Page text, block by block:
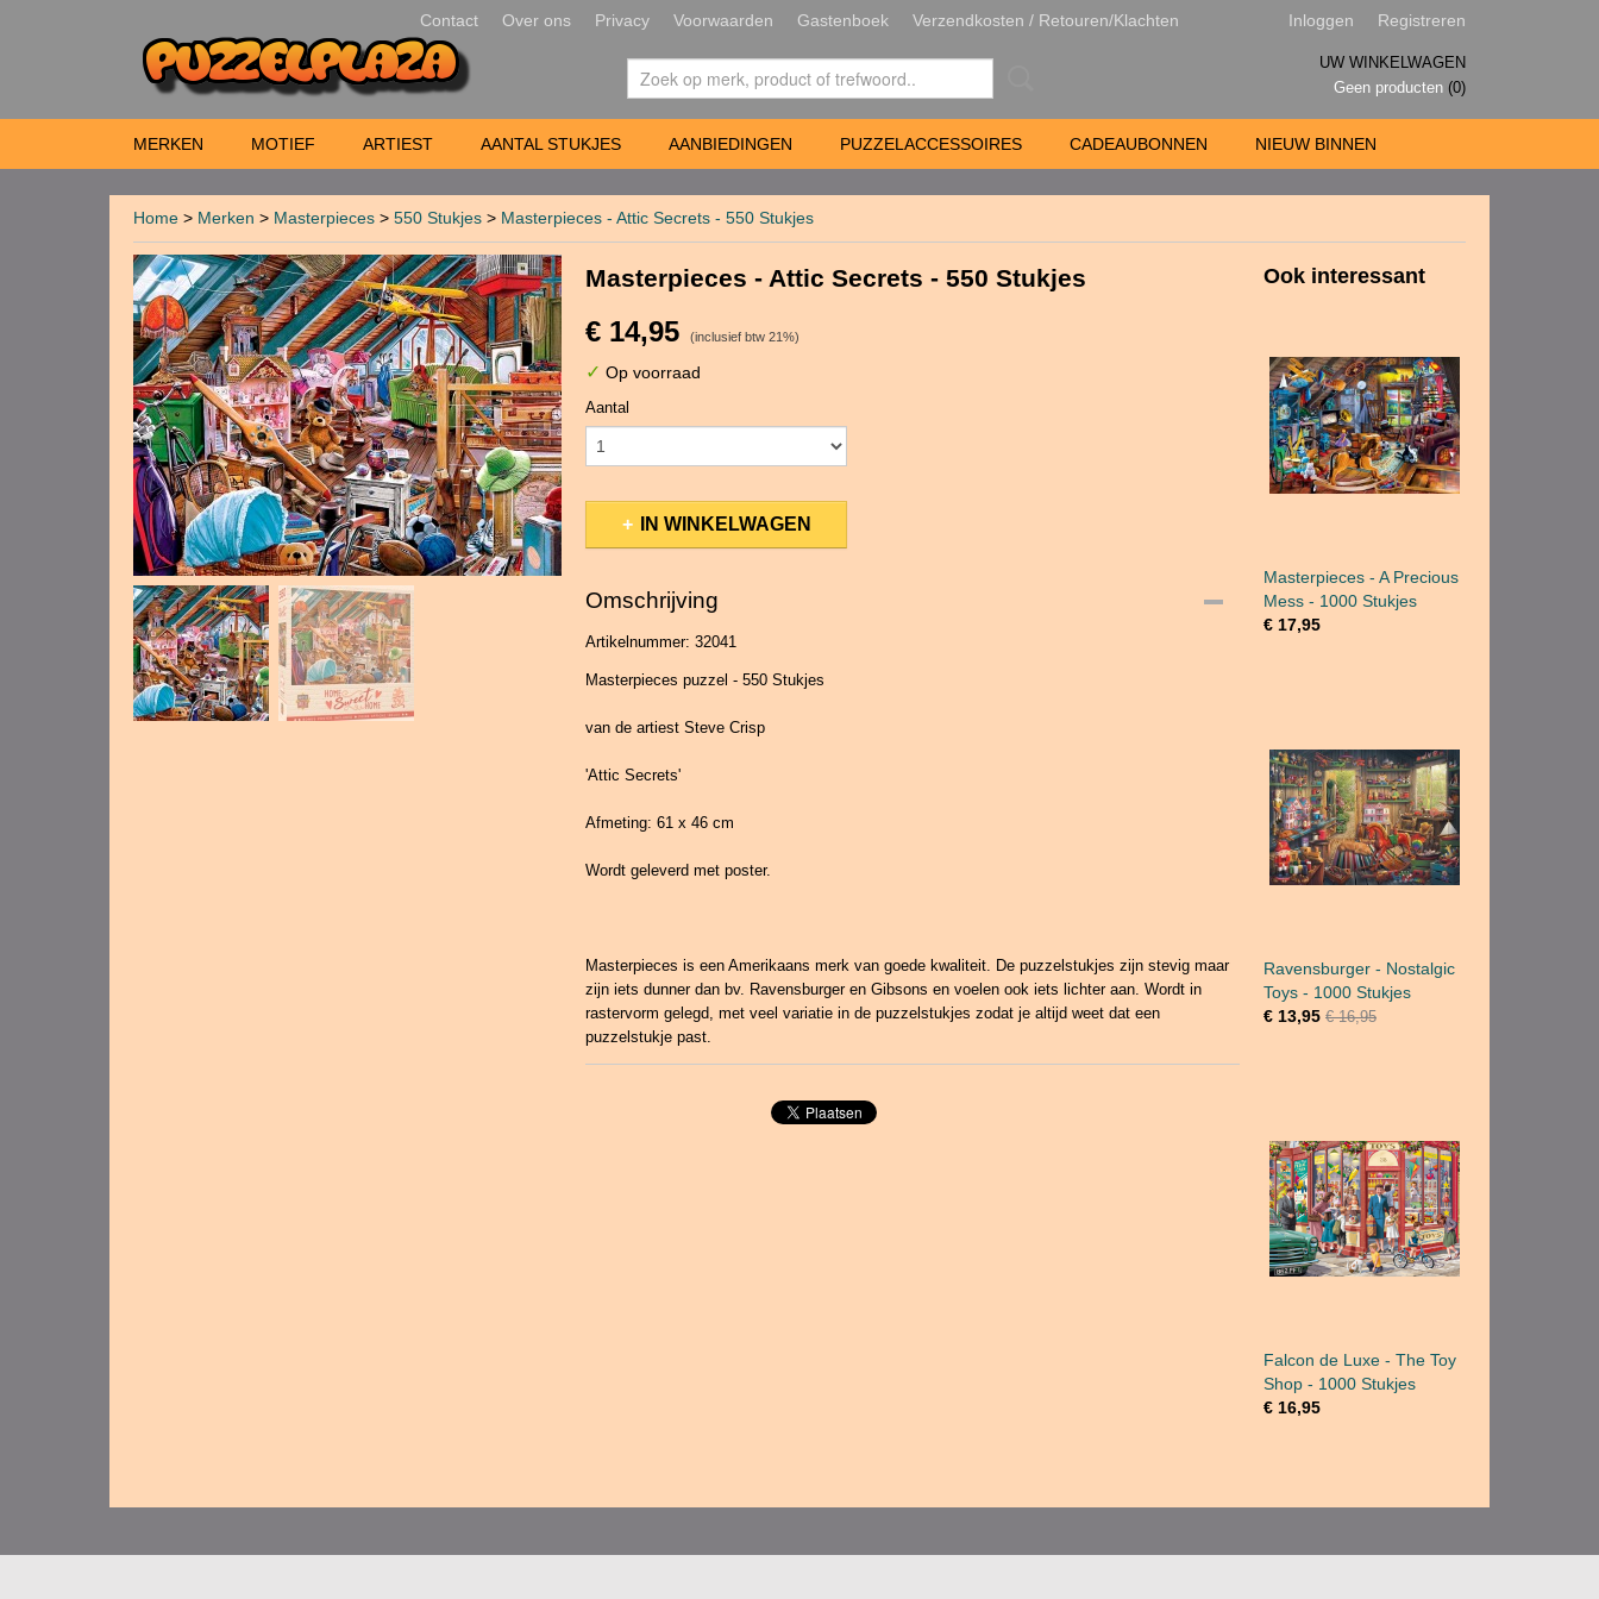
Contact Over ons Privacy Voorwaarden Gastenboek Verzendkosten / Retouren/Klachten Inloggen Registreren
UW WINKELWAGEN
Geen producten (0)
MERKEN MOTIEF ARTIEST AANTAL STUKJES AANBIEDINGEN PUZZELACCESSOIRES CADEAUBONNEN NIEUW BINNEN
Home > Merken > Masterpieces > 550 Stukjes > Masterpieces - Attic Secrets - 550 Stukjes
Masterpieces - Attic Secrets - 550 Stukjes
€ 14,95 (inclusief btw 21%)
✓ Op voorraad
Aantal
IN WINKELWAGEN
Omschrijving
Artikelnummer: 32041
Masterpieces puzzel - 550 Stukjes
van de artiest Steve Crisp
'Attic Secrets'
Afmeting: 61 x 46 cm
Wordt geleverd met poster.
Masterpieces is een Amerikaans merk van goede kwaliteit. De puzzelstukjes zijn stevig maar
zijn iets dunner dan bv. Ravensburger en Gibsons en voelen ook iets lichter aan. Wordt in
rastervorm gelegd, met veel variatie in de puzzelstukjes zodat je altijd weet dat een
puzzelstukje past.
Ook interessant
Masterpieces - A Precious
Mess - 1000 Stukjes
€ 17,95
Ravensburger - Nostalgic
Toys - 1000 Stukjes
€ 13,95 € 16,95
Falcon de Luxe - The Toy
Shop - 1000 Stukjes
€ 16,95